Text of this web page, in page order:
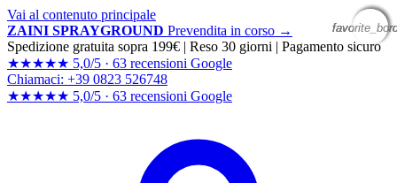
Vai al contenuto principale
ZAINI SPRAYGROUND Prevendita in corso →
Spedizione gratuita sopra 199€ | Reso 30 giorni | Pagamento sicuro
★★★★★ 5,0/5 · 63 recensioni Google
Chiamaci: +39 0823 526748
★★★★★ 5,0/5 · 63 recensioni Google